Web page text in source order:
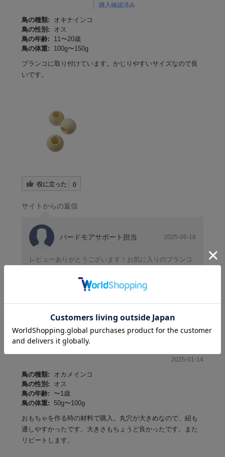
購入確認済み
鳥の種類:
オキナインコ
鳥の性別:
オス
鳥の年齢:
11〜20歳
鳥の体重:
100g〜150g
ブランコに取り付けています。かじりやすいサイズなので良
いです。
役に立った 0
サイトからの返信
バードモアサポート担当 2025-06-18
レビューありがとうございます！お気に入りのブランコ
ンコさんにとってかじりやすいサイズなのですね☺️また
のご利用をお待ちしています♪
2025-01-14
鳥の種類:
オカメインコ
鳥の性別:
オス
鳥の年齢:
〜1歳
鳥の体重: 50g〜100g
おもちゃを作る時の材料で購入。丸穴が大きめなので、紐も
通しやすかったです。大きさもちょうど良かったです。また
リピートします。